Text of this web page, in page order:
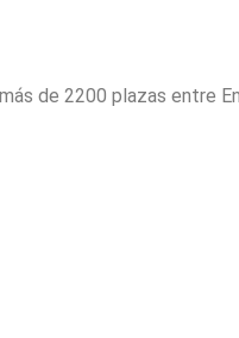
de 2200 plazas entre